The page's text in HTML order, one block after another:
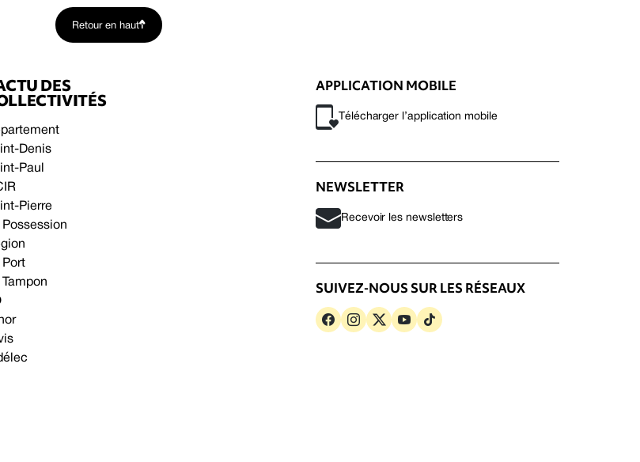
Retour en haut
DES
Denis
Paul
Pierre
Possession
Port
Tampon
APPLICATION MOBILE
Télécharger l’application mobile
NEWSLETTER
Recevoir les newsletters
SUIVEZ-NOUS SUR LES RÉSEAUX